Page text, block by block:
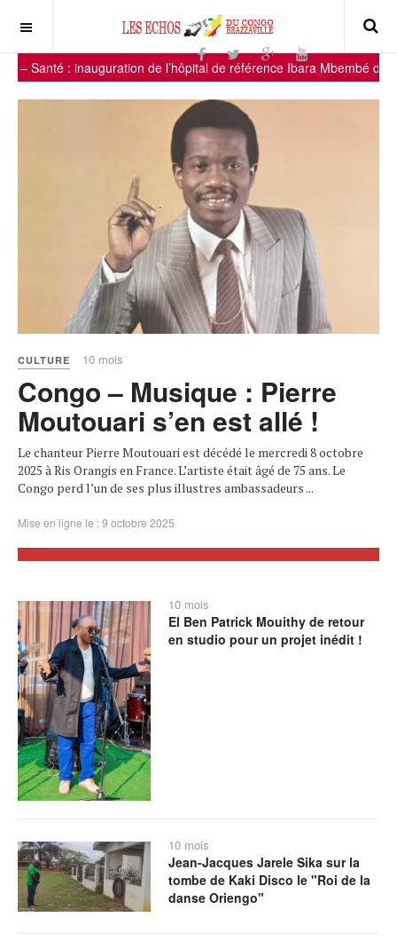
inauguration de l’hôpital de référence Ibara Mbembé d’Ollombo,
CULTURE 10 mois
Congo – Musique : Pierre
Moutouari s’en est allé !
Le chanteur Pierre Moutouari est décédé le mercredi 8 octobre
2025 à Ris Orangis en France. L’artiste était âgé de 75 ans. Le
Congo perd l’un de ses plus illustres ambassadeurs ...
Mise en ligne le : 9 octobre 2025
10 mois
El Ben Patrick Mouithy de retour
en studio pour un projet inédit !
10 mois
Jean-Jacques Jarele Sika sur la
tombe de Kaki Disco le "Roi de la
danse Oriengo"